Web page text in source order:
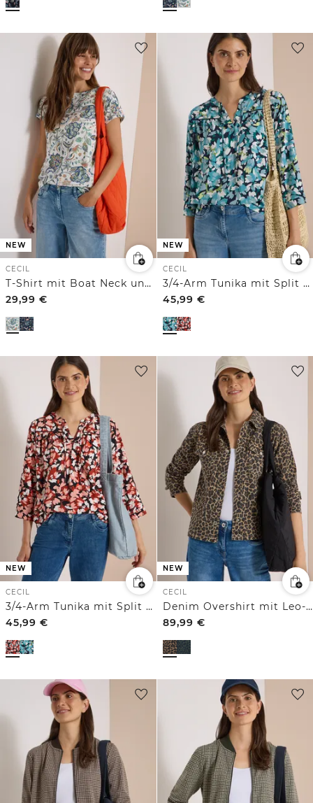
NEW
CECIL
T-Shirt mit Boat Neck und Print
29,99 €
NEW
CECIL
3/4-Arm Tunika mit Split Neck und Print
45,99 €
NEW
CECIL
3/4-Arm Tunika mit Split Neck und Print
45,99 €
NEW
CECIL
Denim Overshirt mit Leo-Muster
89,99 €